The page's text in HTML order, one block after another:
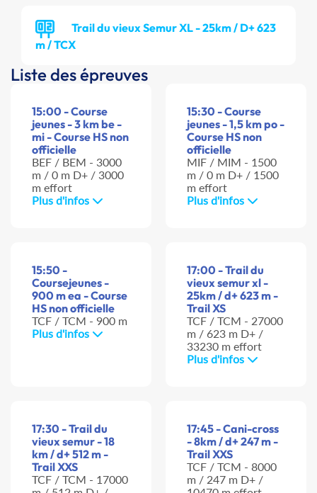
Trail du vieux Semur XL - 25km / D+ 623
m / TCX
Liste des épreuves
15:00 - Course
jeunes - 3 km be -
mi - Course HS non
officielle
BEF / BEM - 3000
m / 0 m D+ / 3000
m effort
Plus d'infos
15:30 - Course
jeunes - 1,5 km po -
Course HS non
officielle
MIF / MIM - 1500
m / 0 m D+ / 1500
m effort
Plus d'infos
15:50 -
Coursejeunes -
900 m ea - Course
HS non officielle
TCF / TCM - 900 m
Plus d'infos
17:00 - Trail du
vieux semur xl -
25km / d+ 623 m -
Trail XS
TCF / TCM - 27000
m / 623 m D+ /
33230 m effort
Plus d'infos
17:30 - Trail du
vieux semur - 18
km / d+ 512 m -
Trail XXS
TCF / TCM - 17000
17:45 - Cani-cross
- 8km / d+ 247 m -
Trail XXS
TCF / TCM - 8000
m / 247 m D+ /